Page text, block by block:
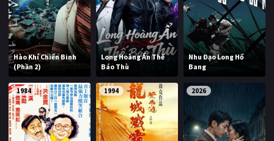
Hào Khí Chiến Binh
(Phần 2)
Long Hoàng Ẩn Thế
Báo Thù
Nhu Đạo Long Hổ
Bang
1984 1994 2026